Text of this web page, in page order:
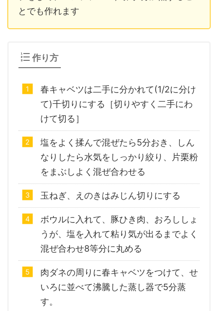
とでも作れます
作り方
春キャベツは二手に分かれて(1/2に分け
て)千切りにする［切りやすく二手にわ
けて切る］
塩をよく揉んで混ぜたら5分おき、しん
なりしたら水気をしっかり絞り、片栗粉
をまぶしよく混ぜ合わせる
玉ねぎ、えのきはみじん切りにする
ボウルに入れて、豚ひき肉、おろししょ
うが、塩を入れて粘り気が出るまでよく
混ぜ合わせ8等分に丸める
肉ダネの周りに春キャベツをつけて、せ
いろに並べて沸騰した蒸し器で5分蒸
す。